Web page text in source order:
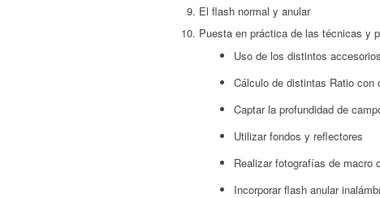
El flash normal y anular
Puesta en práctica de las técnicas y
Uso de los distintos accesorios
Cálculo de distintas Ratio con
Captar la profundidad de
Utilizar fondos y reflectores
Realizar fotografías de macro
Incorporar flash anular